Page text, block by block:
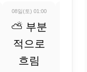
08일(토) 01:00
⛅ 부분
적으로
흐림